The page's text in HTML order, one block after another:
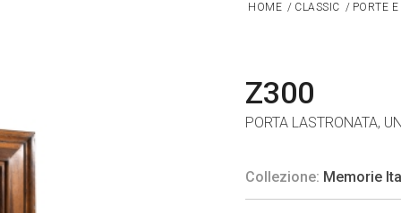
HOME / CLASSIC / PORTE
Z300
PORTA LASTRONATA,
Collezione: Memorie